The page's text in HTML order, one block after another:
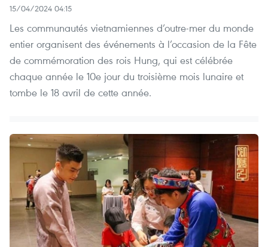
15/04/2024 04:15
Les communautés vietnamiennes d’outre-mer du monde
entier organisent des événements à l’occasion de la Fête
de commémoration des rois Hung, qui est célébrée
chaque année le 10e jour du troisième mois lunaire et
tombe le 18 avril de cette année.